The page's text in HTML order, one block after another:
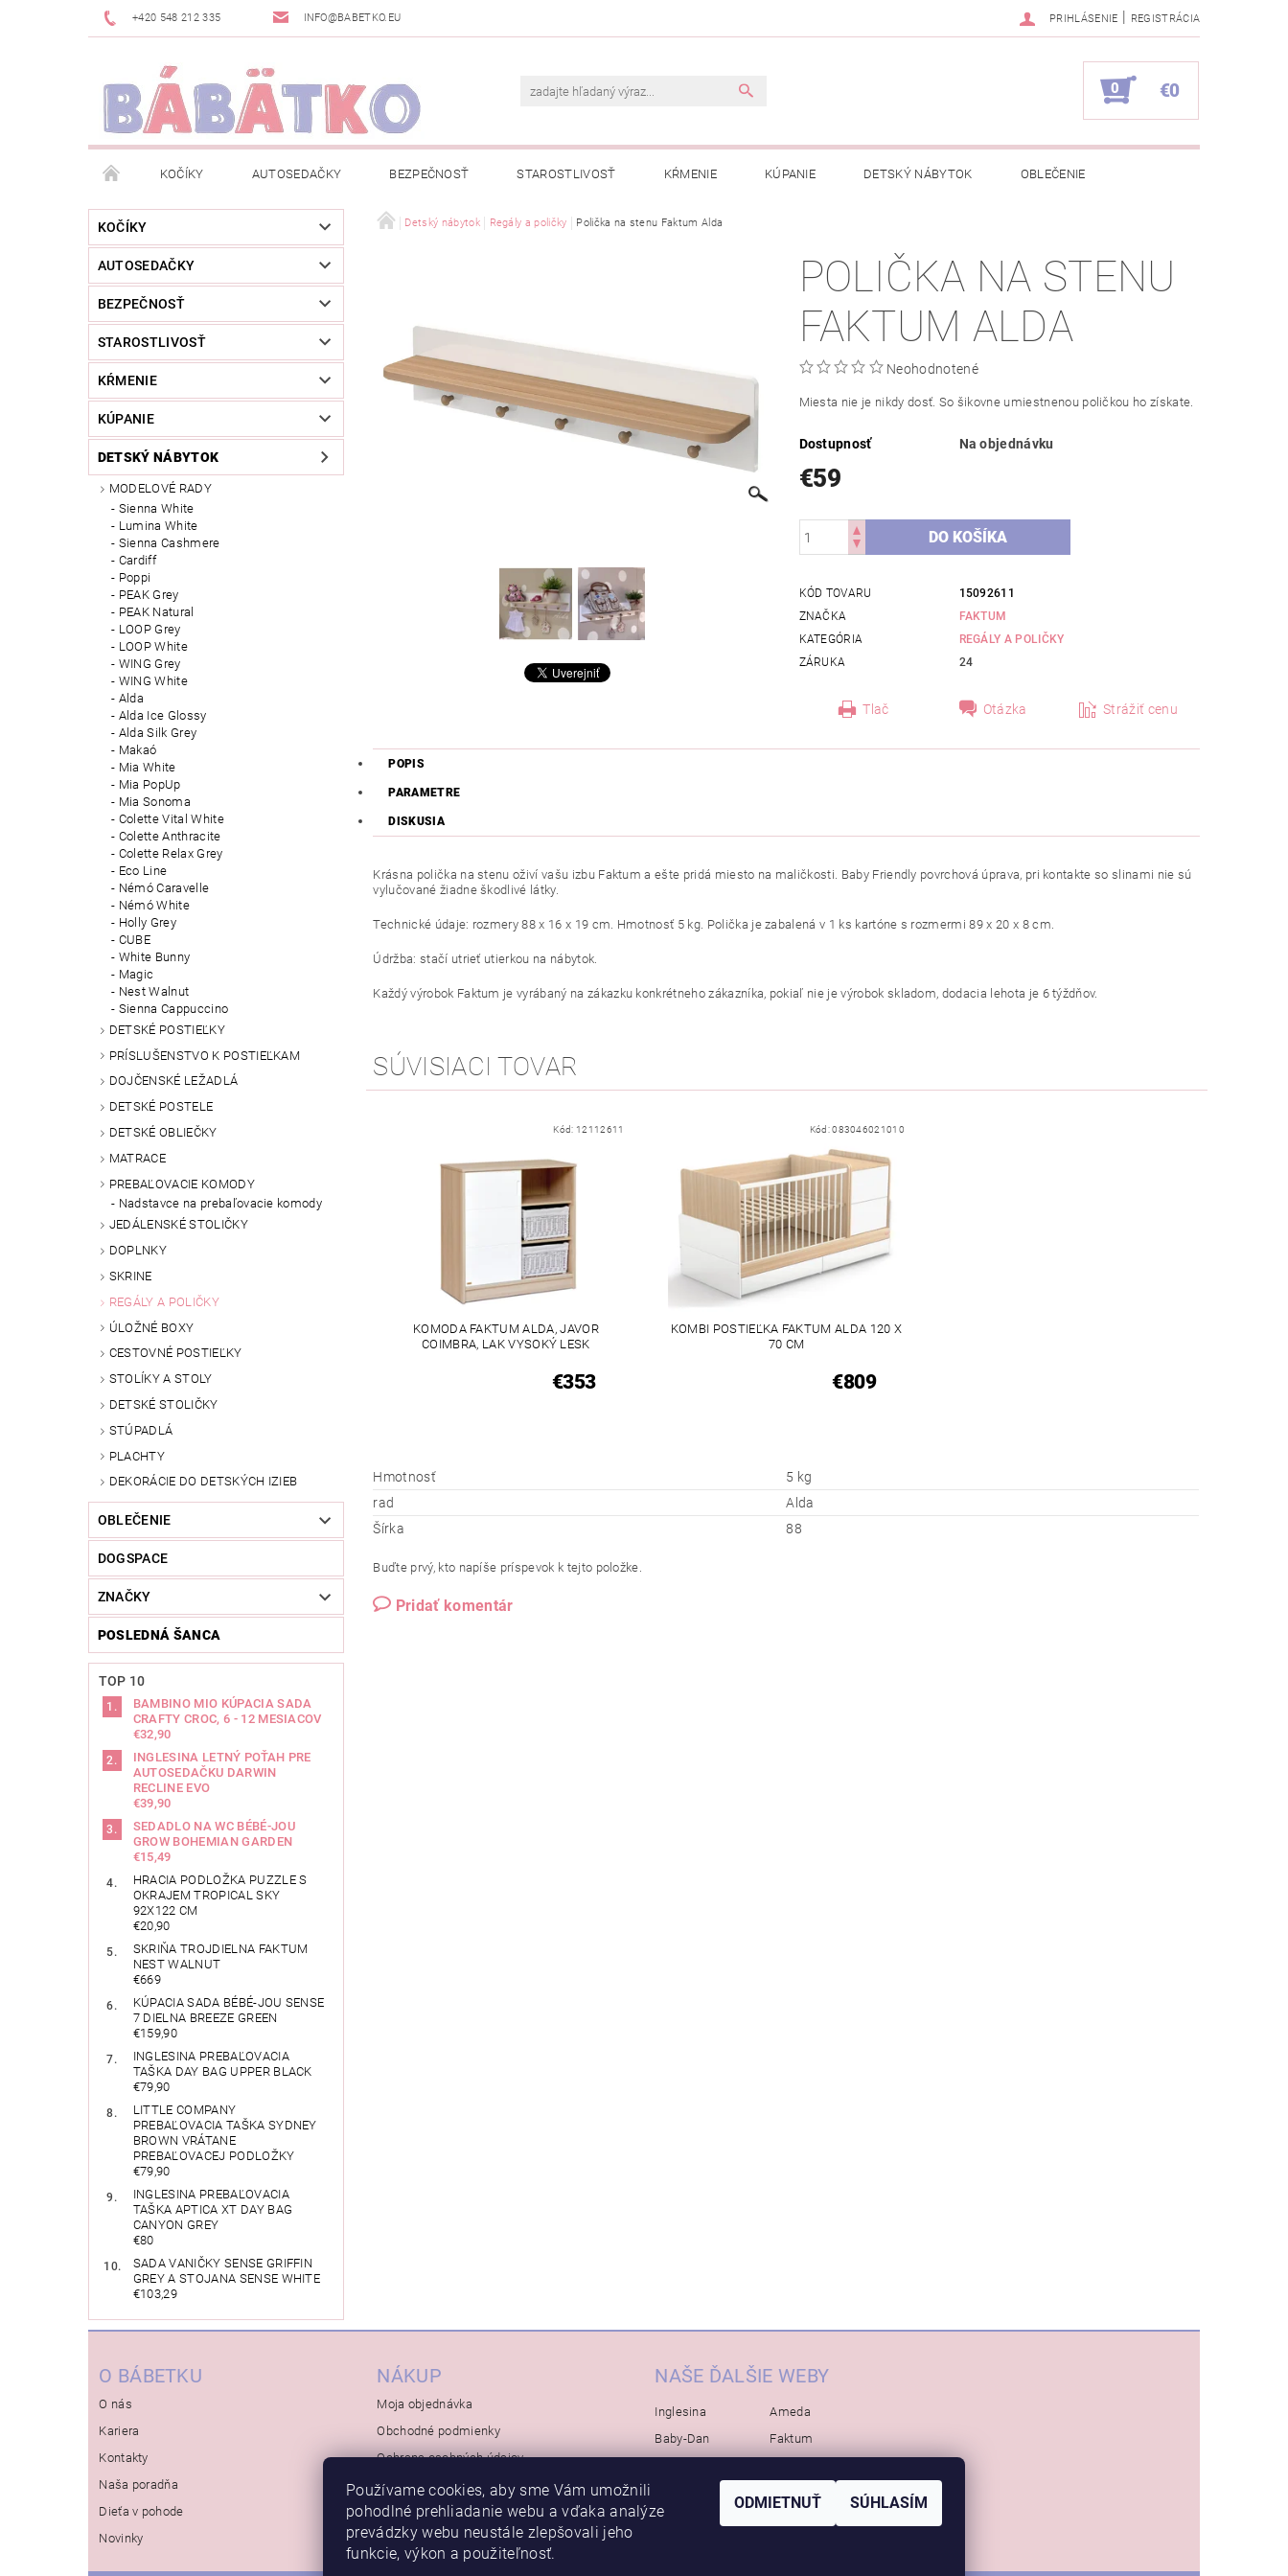
+420 548 212 335 INFO@BABETKO.EU PRIHLÁSENIE | REGISTRÁCIA
0 €0
KOČÍKY AUTOSEDAČKY BEZPEČNOSŤ STAROSTLIVOSŤ KŔMENIE KÚPANIE DETSKÝ NÁBYTOK OBLEČENIE
DOGSPACE POSLEDNÁ ŠANCA OBCHODNÉ PODMIENKY OCHRANA OSOBNÝCH ÚDAJOV
NOVINKY
KOČÍKY
AUTOSEDAČKY
BEZPEČNOSŤ
STAROSTLIVOSŤ
KŔMENIE
KÚPANIE
DETSKÝ NÁBYTOK
MODELOVÉ RADY
Sienna White
Lumina White
Sienna Cashmere
Cardiff
Poppi
PEAK Grey
PEAK Natural
LOOP Grey
LOOP White
WING Grey
WING White
Alda
Alda Ice Glossy
Alda Silk Grey
Makaó
Mia White
Mia PopUp
Mia Sonoma
Colette Vital White
Colette Anthracite
Colette Relax Grey
Eco Line
Némó Caravelle
Némó White
Holly Grey
CUBE
White Bunny
Magic
Nest Walnut
Sienna Cappuccino
DETSKÉ POSTIEĽKY
PRÍSLUŠENSTVO K POSTIEĽKAM
DOJČENSKÉ LEŽADLÁ
DETSKÉ POSTELE
DETSKÉ OBLIEČKY
MATRACE
PREBAĽOVACIE KOMODY
Nadstavce na prebaľovacie komody
JEDÁLENSKÉ STOLIČKY
DOPLNKY
SKRINE
REGÁLY A POLIČKY
ÚLOŽNÉ BOXY
CESTOVNÉ POSTIEĽKY
STOLÍKY A STOLY
DETSKÉ STOLIČKY
STÚPADLÁ
PLACHTY
DEKORÁCIE DO DETSKÝCH IZIEB
OBLEČENIE
DOGSPACE
ZNAČKY
POSLEDNÁ ŠANCA
TOP 10
BAMBINO MIO KÚPACIA SADA
CRAFTY CROC, 6 - 12 MESIACOV
€32,90
INGLESINA LETNÝ POŤAH PRE
AUTOSEDAČKU DARWIN
RECLINE EVO
€39,90
SEDADLO NA WC BÉBÉ-JOU
GROW BOHEMIAN GARDEN
€15,49
HRACIA PODLOŽKA PUZZLE S
OKRAJEM TROPICAL SKY
92X122 CM
€20,90
SKRIŇA TROJDIELNA FAKTUM
NEST WALNUT
€669
KÚPACIA SADA BÉBÉ-JOU SENSE
7 DIELNA BREEZE GREEN
€159,90
INGLESINA PREBAĽOVACIA
TAŠKA DAY BAG UPPER BLACK
€79,90
LITTLE COMPANY
PREBAĽOVACIA TAŠKA SYDNEY
BROWN VRÁTANE
PREBAĽOVACEJ PODLOŽKY
€79,90
INGLESINA PREBAĽOVACIA
TAŠKA APTICA XT DAY BAG
CANYON GREY
€80
SADA VANIČKY SENSE GRIFFIN
GREY A STOJANA SENSE WHITE
€103,29
Detský nábytok Regály a poličky Polička na stenu Faktum Alda
POLIČKA NA STENU
FAKTUM ALDA
Neohodnotené
Miesta nie je nikdy dosť. So šikovne umiestnenou poličkou ho získate.
Dostupnosť Na objednávku
€59
KÓD TOVARU
15092611
ZNAČKA
FAKTUM
KATEGÓRIA
REGÁLY A POLIČKY
ZÁRUKA
24
Tlač Otázka Strážiť cenu
POPIS
PARAMETRE
DISKUSIA
Krásna polička na stenu oživí vašu izbu Faktum a ešte pridá miesto na maličkosti. Baby Friendly povrchová úprava, pri kontakte so slinami nie sú
vylučované žiadne škodlivé látky.
Technické údaje: rozmery 88 x 16 x 19 cm. Hmotnosť 5 kg. Polička je zabalená v 1 ks kartóne s rozmermi 89 x 20 x 8 cm.
Údržba: stačí utrieť utierkou na nábytok.
Každý výrobok Faktum je vyrábaný na zákazku konkrétneho zákazníka, pokiaľ nie je výrobok skladom, dodacia lehota je 6 týždňov.
SÚVISIACI TOVAR
Kód: 12112611
KOMODA FAKTUM ALDA, JAVOR
COIMBRA, LAK VYSOKÝ LESK
€353
Kód:083046021010
KOMBI POSTIEĽKA FAKTUM ALDA 120 X
70 CM
€809
Hmotnosť
5 kg
rad
Alda
Šírka
88
Buďte prvý, kto napíše príspevok k tejto položke.
Pridať komentár
O BÁBETKU
O nás
Kariera
Kontakty
Naša poradňa
Dieťa v pohode
Novinky
NÁKUP
Moja objednávka
Obchodné podmienky
Ochrana osobných údajov
NAŠE ĎALŠIE WEBY
Inglesina
Baby-Dan
Avova
Ameda
Faktum
Bambino-Mio
Používame cookies, aby sme Vám umožnili
pohodlné prehliadanie webu a vďaka analýze
prevádzky webu neustále zlepšovali jeho
funkcie, výkon a použiteľnosť.
ODMIETNUŤ SÚHLASÍM